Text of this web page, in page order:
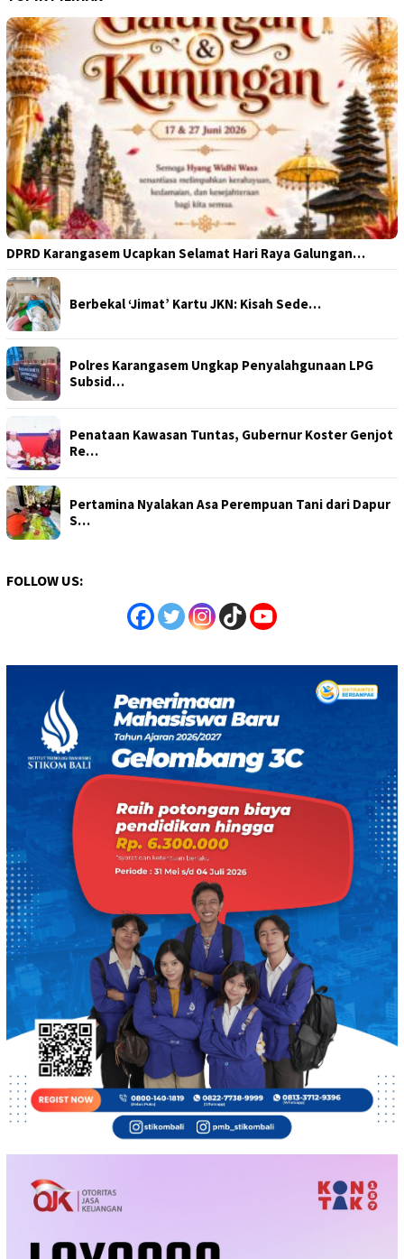
DPRD Karangasem Ucapkan Selamat Hari Raya Galungan…
Berbekal ‘Jimat’ Kartu JKN: Kisah Sede…
Polres Karangasem Ungkap Penyalahgunaan LPG
Subsid…
Penataan Kawasan Tuntas, Gubernur Koster Genjot
Re…
Pertamina Nyalakan Asa Perempuan Tani dari Dapur
S…
FOLLOW US: